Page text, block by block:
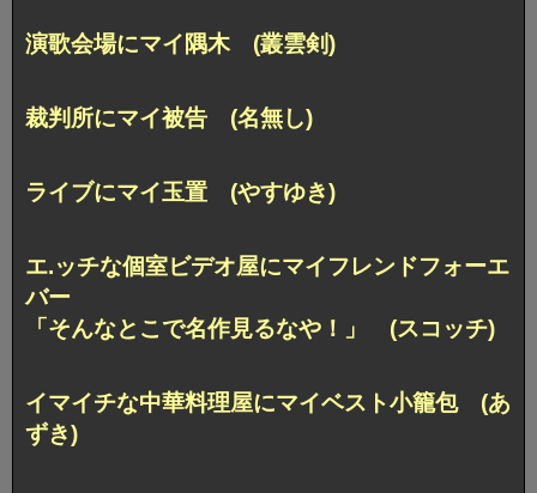
演歌会場にマイ隅木 (叢雲剣)
裁判所にマイ被告 (名無し)
ライブにマイ玉置 (やすゆき)
エ.ッチな個室ビデオ屋にマイフレンドフォーエ
バー
「そんなとこで名作見るなや！」 (スコッチ)
イマイチな中華料理屋にマイベスト小籠包 (あ
ずき)